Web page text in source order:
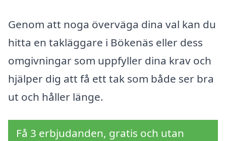
Genom att noga överväga dina val kan du
hitta en takläggare i Bökenäs eller dess
omgivningar som uppfyller dina krav och
hjälper dig att få ett tak som både ser bra
ut och håller länge.
Få 3 erbjudanden, gratis och utan